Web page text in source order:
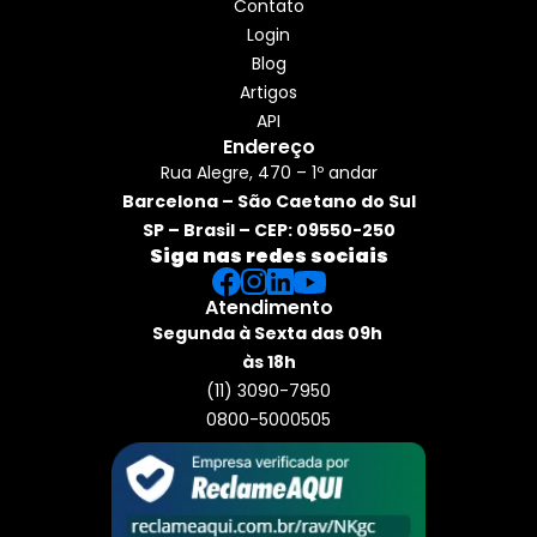
Contato
Login
Blog
Artigos
API
Endereço
Rua Alegre, 470 – 1º andar
Barcelona – São Caetano do Sul
SP – Brasil – CEP: 09550-250
Siga nas redes sociais
Atendimento
Segunda à Sexta das 09h
às 18h
(11) 3090-7950
0800-5000505